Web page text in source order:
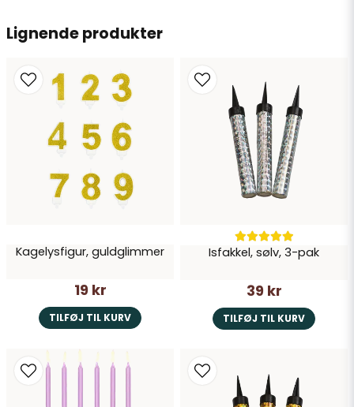
Lignende produkter
Kagelysfigur, guldglimmer
19 kr
TILFØJ TIL KURV
Isfakkel, sølv, 3-pak
39 kr
TILFØJ TIL KURV